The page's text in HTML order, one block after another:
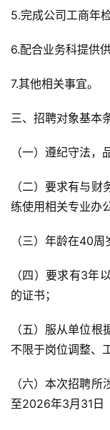
5.完成公司工商年检
6.配合业务科提供
7.其他相关事宜。
三、招聘对象基本
（一）遵纪守法，
（二）要求有与
练使用相关专业办
（三）年龄在40周
（四）要求有3年
的证书；
（五）服从单位
不限于岗位调整、
（六）本次招聘
至2026年3月31日